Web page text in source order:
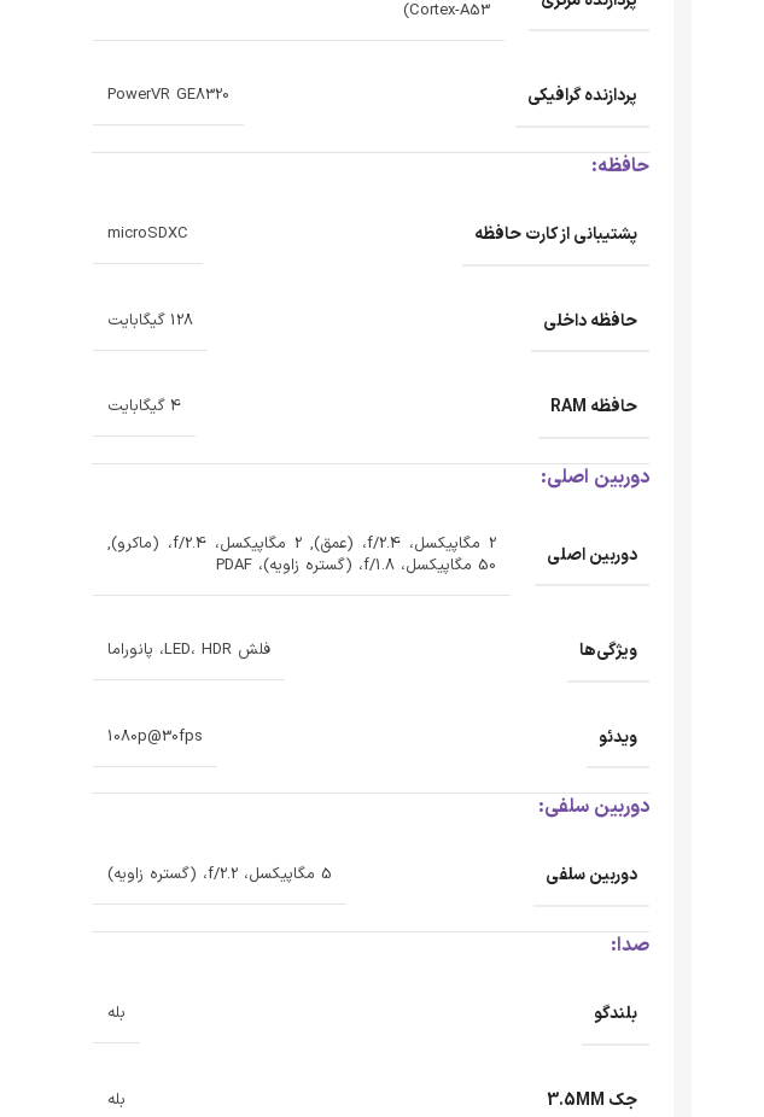
Cortex-A53)
پردازنده‌ گرافیکی PowerVR GE8320
حافظه:
پشتیبانی از کارت حافظه microSDXC
حافظه داخلی 128 گیگابایت
حافظه RAM 4 گیگابایت
دوربین اصلی:
دوربین اصلی
2 مگاپیکسل، f/2.4، (عمق), 2 مگاپیکسل، f/2.4، (ماکرو),
50 مگاپیکسل، f/1.8، (گستره زاویه)، PDAF
ویژگی‌ها فلش LED، HDR، پانوراما
ویدئو 1080p@30fps
دوربین سلفی:
دوربین سلفی 5 مگاپیکسل، f/2.2، (گستره زاویه)
صدا:
بلندگو بله
جک 3.5MM بله